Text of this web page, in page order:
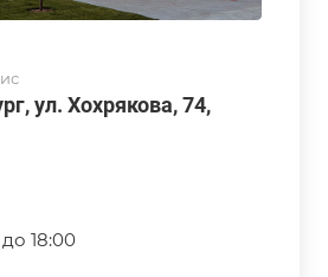
ул. Хохрякова, 74,
18:00